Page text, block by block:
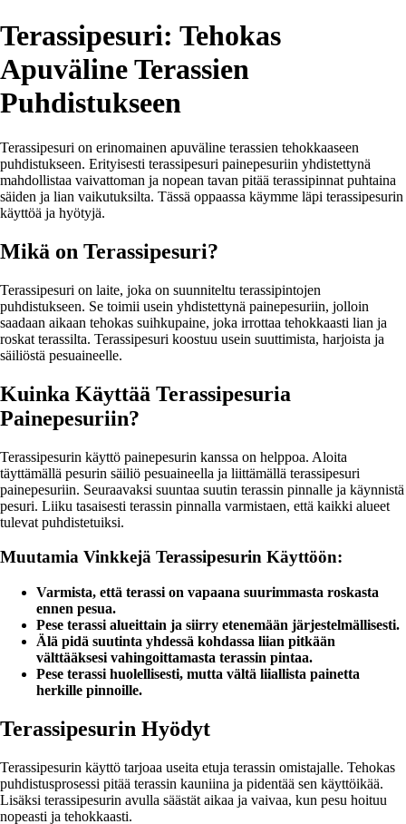
Terassipesuri: Tehokas
Apuväline Terassien
Puhdistukseen
Terassipesuri on erinomainen apuväline terassien tehokkaaseen
puhdistukseen. Erityisesti terassipesuri painepesuriin yhdistettynä
mahdollistaa vaivattoman ja nopean tavan pitää terassipinnat puhtaina
säiden ja lian vaikutuksilta. Tässä oppaassa käymme läpi terassipesurin
käyttöä ja hyötyjä.
Mikä on Terassipesuri?
Terassipesuri on laite, joka on suunniteltu terassipintojen
puhdistukseen. Se toimii usein yhdistettynä painepesuriin, jolloin
saadaan aikaan tehokas suihkupaine, joka irrottaa tehokkaasti lian ja
roskat terassilta. Terassipesuri koostuu usein suuttimista, harjoista ja
säiliöstä pesuaineelle.
Kuinka Käyttää Terassipesuria
Painepesuriin?
Terassipesurin käyttö painepesurin kanssa on helppoa. Aloita
täyttämällä pesurin säiliö pesuaineella ja liittämällä terassipesuri
painepesuriin. Seuraavaksi suuntaa suutin terassin pinnalle ja käynnistä
pesuri. Liiku tasaisesti terassin pinnalla varmistaen, että kaikki alueet
tulevat puhdistetuiksi.
Muutamia Vinkkejä Terassipesurin Käyttöön:
Varmista, että terassi on vapaana suurimmasta roskasta
ennen pesua.
Pese terassi alueittain ja siirry etenemään järjestelmällisesti.
Älä pidä suutinta yhdessä kohdassa liian pitkään
välttääksesi vahingoittamasta terassin pintaa.
Pese terassi huolellisesti, mutta vältä liiallista painetta
herkille pinnoille.
Terassipesurin Hyödyt
Terassipesurin käyttö tarjoaa useita etuja terassin omistajalle. Tehokas
puhdistusprosessi pitää terassin kauniina ja pidentää sen käyttöikää.
Lisäksi terassipesurin avulla säästät aikaa ja vaivaa, kun pesu hoituu
nopeasti ja tehokkaasti.